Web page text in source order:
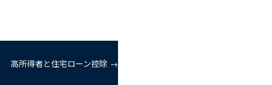
高所得者と住宅ローン控除 →